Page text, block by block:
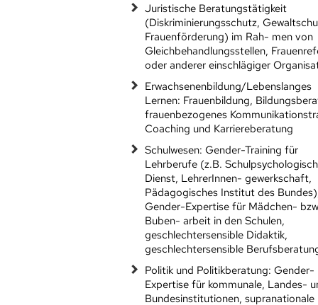
Juristische Beratungstätigkeit
(Diskriminierungsschutz,
Frauenförderung) im Rah- men von
Gleichbehandlungsstellen,
oder anderer einschlägiger
Erwachsenenbildung/Lebenslanges
Lernen: Frauenbildung,
frauenbezogenes
Coaching und Karriereberatung
Schulwesen: Gender-Training für
Lehrberufe (z.B.
Dienst, LehrerInnen- gewerkschaft,
Pädagogisches Institut des
Gender-Expertise für Mädchen-
Buben- arbeit in den Schulen,
geschlechtersensible Didaktik,
geschlechtersensible
Politik und Politikberatung: Gender-
Expertise für kommunale, Landes-
Bundesinstitutionen, supranationale